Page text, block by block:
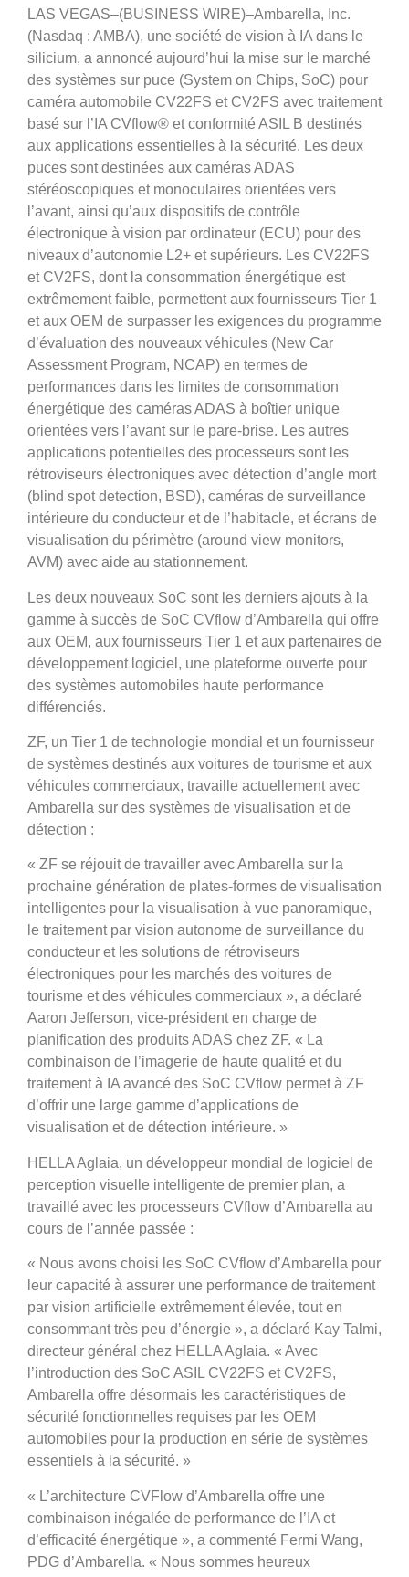
LAS VEGAS–(BUSINESS WIRE)–Ambarella, Inc.
(Nasdaq : AMBA), une société de vision à IA dans le
silicium, a annoncé aujourd’hui la mise sur le marché
des systèmes sur puce (System on Chips, SoC) pour
caméra automobile CV22FS et CV2FS avec traitement
basé sur l’IA CVflow® et conformité ASIL B destinés
aux applications essentielles à la sécurité. Les deux
puces sont destinées aux caméras ADAS
stéréoscopiques et monoculaires orientées vers
l’avant, ainsi qu’aux dispositifs de contrôle
électronique à vision par ordinateur (ECU) pour des
niveaux d’autonomie L2+ et supérieurs. Les CV22FS
et CV2FS, dont la consommation énergétique est
extrêmement faible, permettent aux fournisseurs Tier 1
et aux OEM de surpasser les exigences du programme
d’évaluation des nouveaux véhicules (New Car
Assessment Program, NCAP) en termes de
performances dans les limites de consommation
énergétique des caméras ADAS à boîtier unique
orientées vers l’avant sur le pare-brise. Les autres
applications potentielles des processeurs sont les
rétroviseurs électroniques avec détection d’angle mort
(blind spot detection, BSD), caméras de surveillance
intérieure du conducteur et de l’habitacle, et écrans de
visualisation du périmètre (around view monitors,
AVM) avec aide au stationnement.
Les deux nouveaux SoC sont les derniers ajouts à la
gamme à succès de SoC CVflow d’Ambarella qui offre
aux OEM, aux fournisseurs Tier 1 et aux partenaires de
développement logiciel, une plateforme ouverte pour
des systèmes automobiles haute performance
différenciés.
ZF, un Tier 1 de technologie mondial et un fournisseur
de systèmes destinés aux voitures de tourisme et aux
véhicules commerciaux, travaille actuellement avec
Ambarella sur des systèmes de visualisation et de
détection :
« ZF se réjouit de travailler avec Ambarella sur la
prochaine génération de plates-formes de visualisation
intelligentes pour la visualisation à vue panoramique,
le traitement par vision autonome de surveillance du
conducteur et les solutions de rétroviseurs
électroniques pour les marchés des voitures de
tourisme et des véhicules commerciaux », a déclaré
Aaron Jefferson, vice-président en charge de
planification des produits ADAS chez ZF. « La
combinaison de l’imagerie de haute qualité et du
traitement à IA avancé des SoC CVflow permet à ZF
d’offrir une large gamme d’applications de
visualisation et de détection intérieure. »
HELLA Aglaia, un développeur mondial de logiciel de
perception visuelle intelligente de premier plan, a
travaillé avec les processeurs CVflow d’Ambarella au
cours de l’année passée :
« Nous avons choisi les SoC CVflow d’Ambarella pour
leur capacité à assurer une performance de traitement
par vision artificielle extrêmement élevée, tout en
consommant très peu d’énergie », a déclaré Kay Talmi,
directeur général chez HELLA Aglaia. « Avec
l’introduction des SoC ASIL CV22FS et CV2FS,
Ambarella offre désormais les caractéristiques de
sécurité fonctionnelles requises par les OEM
automobiles pour la production en série de systèmes
essentiels à la sécurité. »
« L’architecture CVFlow d’Ambarella offre une
combinaison inégalée de performance de l’IA et
d’efficacité énergétique », a commenté Fermi Wang,
PDG d’Ambarella. « Nous sommes heureux